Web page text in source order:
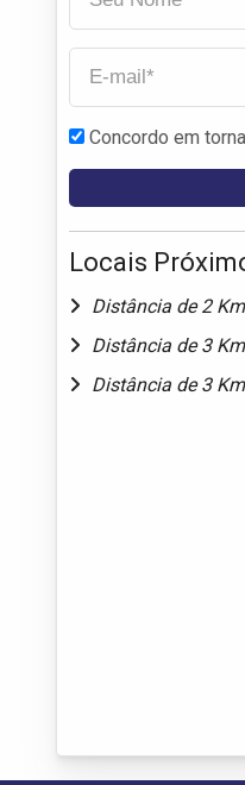
Concordo em
Locais
Distância de 2 Km
Distância de 3 Km
Distância de 3 Km